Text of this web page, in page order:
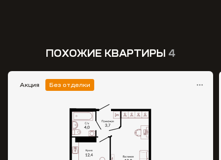
ПОХОЖИЕ КВАРТИРЫ 4
Акция Без отделки